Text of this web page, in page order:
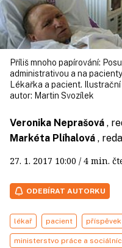
Příliš mnoho papírování:
administrativou a na
Lékařka a pacient.
autor: Martin Svozílek
Veronika Neprašová ,
Markéta Plíhalová ,
27. 1. 2017 10:00 / 4 min.
ODEBÍRAT AUTORKU
lékař pacient příspěvek
ministerstvo práce a